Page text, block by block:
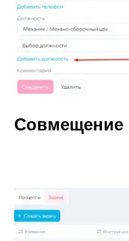
Совмещение